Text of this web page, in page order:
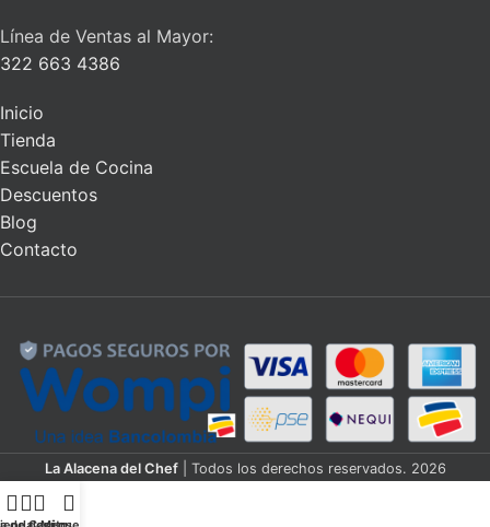
Línea de Ventas al Mayor:
322 663 4386
Inicio
Tienda
Escuela de Cocina
Descuentos
Blog
Contacto
La Alacena del Chef | Todos los derechos reservados. 2026